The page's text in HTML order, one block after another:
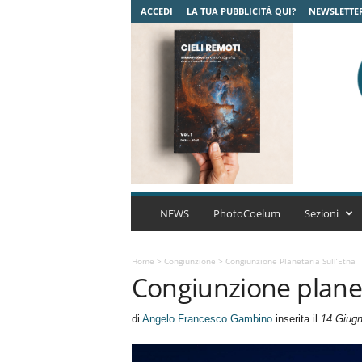
ACCEDI LA TUA PUBBLICITÀ QUI?
C
u
r
NEWS PhotoCoelum Sezioni
Home > Congiunzione > Congiunzione Planetaria Sull’Etna
Congiunzione
di Angelo Francesco Gambinoinserita il 14